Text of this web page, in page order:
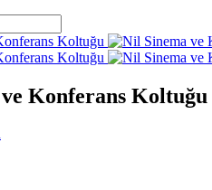
Konferans Koltuğu